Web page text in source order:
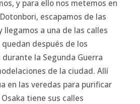
y para ello nos metemos en
escapamos de las
llegamos a una de las calles
después de los
la Segunda Guerra
de la ciudad. Allí
en las veredas para purificar
tiene sus calles